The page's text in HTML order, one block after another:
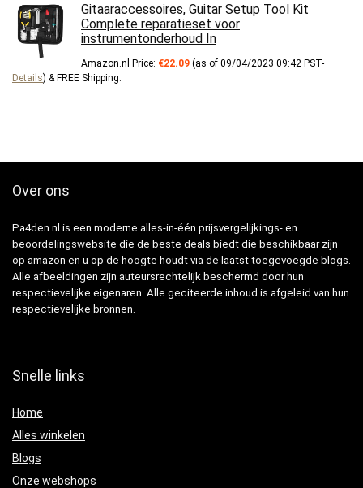
Gitaaraccessoires, Guitar Setup Tool Kit
Complete reparatieset voor
instrumentonderhoud In
Amazon.nl Price: €22.09 (as of 09/04/2023 09:42 PST-
Details) & FREE Shipping
Over ons
Pa4den.nl is een moderne alles-in-één prijsvergelijkings- en
beoordelingswebsite die de beste deals biedt die beschikbaar zijn
op amazon en u op de hoogte houdt via de laatst toegevoegde blogs.
Alle afbeeldingen zijn auteursrechtelijk beschermd door hun
respectievelijke eigenaren. Alle geciteerde inhoud is afgeleid van hun
respectievelijke bronnen.
Snelle links
Home
Alles winkelen
Blogs
Onze webshops